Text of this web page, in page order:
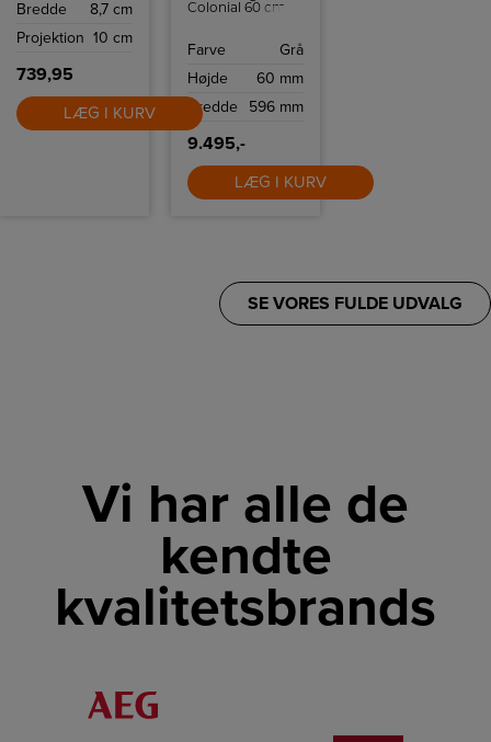
Bredde
8,7 cm
Projektion 10 cm
739,95
LÆG I KURV
Colonial 60 cm
du tilberede mad
takket være 4
induktionszoner
og flere intuitive
funktioner som
Quickstart og
Powerboost.
Farve
Grå
Højde
60 mm
Bredde
596 mm
9.495,-
LÆG I KURV
SE VORES FULDE UDVALG
Vi har alle de
kendte
kvalitetsbrands
LINK